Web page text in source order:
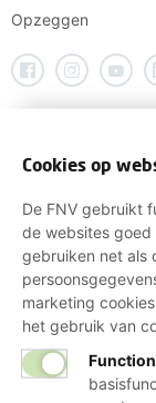
Opzeggen
Cookies op
De FNV gebruikt
de websites goed
gebruiken net als
marketing
het gebruik van